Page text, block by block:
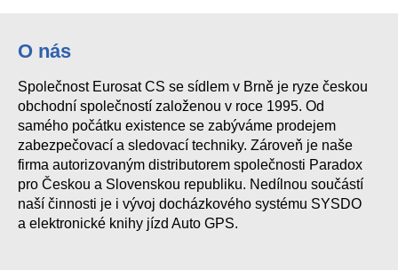
O nás
Společnost Eurosat CS se sídlem v Brně je ryze českou
obchodní společností založenou v roce 1995. Od
samého počátku existence se zabýváme prodejem
zabezpečovací a sledovací techniky. Zároveň je naše
firma autorizovaným distributorem společnosti Paradox
pro Českou a Slovenskou republiku. Nedílnou součástí
naší činnosti je i vývoj docházkového systému SYSDO
a elektronické knihy jízd Auto GPS.